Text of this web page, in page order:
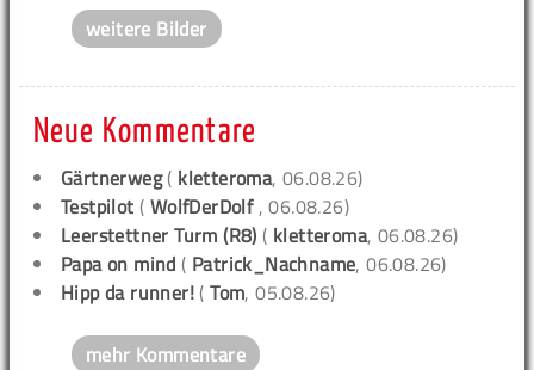
weitere Bilder
Neue Kommentare
Gärtnerweg( kletteroma, 06.08.26)
Testpilot ( WolfDerDolf , 06.08.26)
Leerstettner Turm (R8) ( kletteroma, 06.08.26)
Papa on mind ( Patrick_Nachname, 06.08.26)
Hipp da runner! (Tom, 05.08.26)
mehr Kommentare